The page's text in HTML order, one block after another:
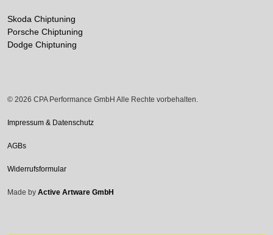
Skoda Chiptuning
Porsche Chiptuning
Dodge Chiptuning
© 2026 CPA Performance GmbH Alle Rechte vorbehalten.
Impressum & Datenschutz
AGBs
Widerrufsformular
Made by Active Artware GmbH